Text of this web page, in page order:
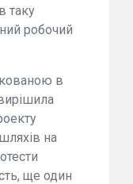
таку
робочий
в
на
ще один